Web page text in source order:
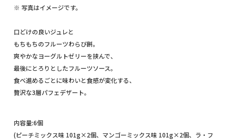
※ 写真はイメージです。
口どけの良いジュレと
もちもちのフルーツわらび餅。
爽やかなヨーグルトゼリーを挟んで、
最後にとろりとしたフルーツソース。
食べ進めるごとに味わいと食感が変化する、
贅沢な3層パフェデザート。
内容量:6個
(ピーチミックス味 101g×2個、マンゴーミックス味 101g×2個、ラ・フ